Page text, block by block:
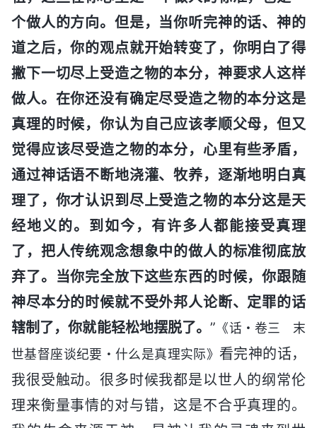
个做人的方向。但是，当你听完神的话、神的
道之后，你的观点就开始转变了，你明白了得
撇下一切尽上受造之物的本分，神要求人这样
做人。在你还没有确定尽受造之物的本分这是
真理的时候，你认为自己应该孝顺父母，但又
觉得应该尽受造之物的本分，心里有些矛盾，
通过神话语不断地浇灌、牧养，逐渐地明白真
理了，你才认识到尽上受造之物的本分这是天
经地义的。到如今，有许多人都能接受真理
了，把人传统观念想象中的做人的标准彻底放
弃了。当你完全放下这些东西的时候，你跟随
神尽本分的时候就不受外邦人论断、定罪的话
辖制了，你就能轻松地摆脱了。” 《话・卷三 末
世基督座谈纪要・什么是真理实际》看完神的话，
我很受触动。很多时候我都是以世人的纲常伦
理来衡量事情的对与错，这是不合乎真理的。